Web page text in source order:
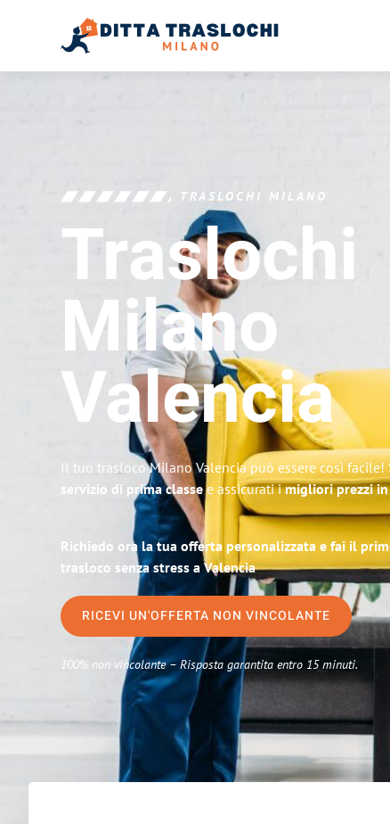
TRASLOCHI MILANO
Traslochi
Milano
Valencia
Il tuo trasloco Milano Valencia può essere così
servizio di prima classee assicurati imigliori prezzi
Richiedo ora la tua offerta personalizzata e fai il
trasloco senza stress a Valencia
RICEVI UN'OFFERTA NON VINCOLANTE
100% non vincolante – Risposta garantita entro 15 minuti.